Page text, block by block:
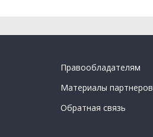
Правообладателям
Материалы партнеров
Обратная связь